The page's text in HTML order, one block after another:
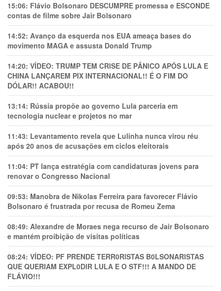
15:06: Flávio Bolsonaro DESCUMPRE promessa e ESCONDE
contas de filme sobre Jair Bolsonaro
14:52: Avanço da esquerda nos EUA ameaça bases do
movimento MAGA e assusta Donald Trump
14:20: VÍDEO: TRUMP TEM CRlSE DE PÂNlCO APÓS LULA E
CHINA LANÇAREM PIX INTERNACIONAL!! É O FIM DO
DÓLAR!! ACABOU!!
13:14: Rússia propõe ao governo Lula parceria em
tecnologia nuclear e projetos no mar
11:43: Levantamento revela que Lulinha nunca virou réu
após 20 anos de acusações em ciclos eleitorais
11:04: PT lança estratégia com candidaturas jovens para
renovar o Congresso Nacional
09:53: Manobra de Nikolas Ferreira para favorecer Flávio
Bolsonaro é frustrada por recusa de Romeu Zema
08:49: Alexandre de Moraes nega recurso de Jair Bolsonaro
e mantém proibição de visitas políticas
08:24: VÍDEO: PF PRENDE TERR0RlSTAS B0LSONARlSTAS
QUE QUERIAM EXPL0DlR LULA E O STF!!! A MANDO DE
FLÁVIO!!!